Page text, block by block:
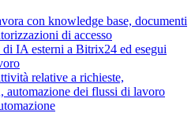
con knowledge base, documenti
di accesso
IA esterni a Bitrix24 ed esegui
relative a richieste,
automazione dei flussi di lavoro